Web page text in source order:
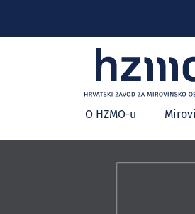
Glavni
izbornik
O HZMO-u